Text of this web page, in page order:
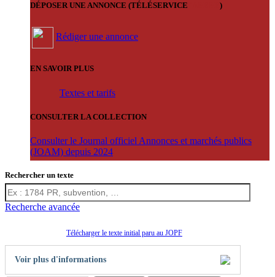
DÉPOSER UNE ANNONCE (TÉLÉSERVICE )
Rédiger une annonce
EN SAVOIR PLUS
Textes et tarifs
CONSULTER LA COLLECTION
Consulter le Journal officiel Annonces et marchés publics
(JOAM) depuis 2024
Rechercher un texte
Recherche avancée
Télécharger le texte initial paru au JOPF
Voir plus d'informations